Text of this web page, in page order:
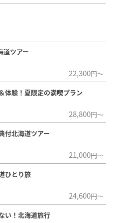
道ツアー
22,300円～
体験！夏限定の満喫プラン
28,800円～
付北海道ツアー
21,000円～
ひとり旅
24,600円～
い！北海道旅行